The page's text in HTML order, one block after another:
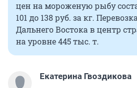
цен на мороженую рыбу
101 до 138 руб. за кг.
Дальнего Востока в центр
на уровне 445 тыс. т.
Екатерина Гвоздикова